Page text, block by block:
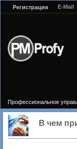
Регистрация E-Mail
Профессиональное
В чем